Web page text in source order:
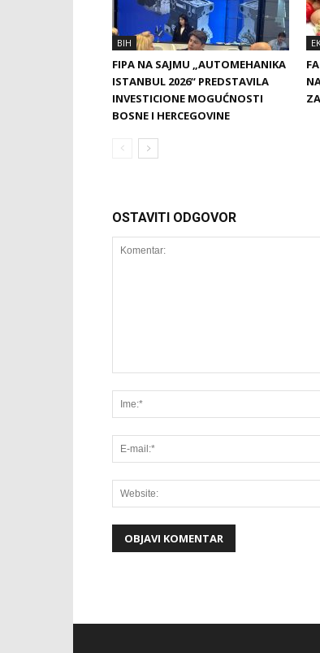
BIH
FIPA NA SAJMU „AUTOMEHANIKA
ISTANBUL 2026“ PREDSTAVILA
INVESTICIONE MOGUĆNOSTI
BOSNE I HERCEGOVINE
OSTAVITI ODGOVOR